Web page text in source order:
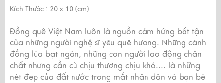
Kích Thước : 20 x 10 (cm)
Đồng quê Việt Nam luôn là nguồn cảm hứng bất tận
của những người nghệ sĩ yêu quê hương. Những cánh
đồng lúa bạt ngàn, những con người lao động chân
chất nhưng cần cù chịu thương chịu khó.... là những
nét đẹp của đất nước trong mắt nhân dân và bạn bè